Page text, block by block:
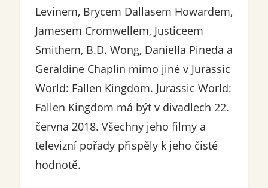
Levinem, Brycem Dallasem Howardem,
Jamesem Cromwellem, Justiceem
Smithem, B.D. Wong, Daniella Pineda a
Geraldine Chaplin mimo jiné v Jurassic
World: Fallen Kingdom. Jurassic World:
Fallen Kingdom má být v divadlech 22.
června 2018. Všechny jeho filmy a
televizní pořady přispěly k jeho čisté
hodnotě.